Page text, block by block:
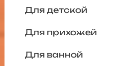
Для детской
Для прихожей
Для ванной